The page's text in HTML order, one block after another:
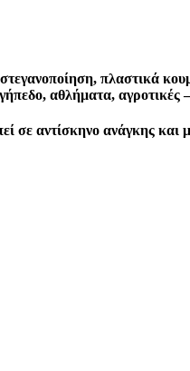
πλαστικά
αθλήματα, αγροτικές
σε αντίσκηνο ανάγκης